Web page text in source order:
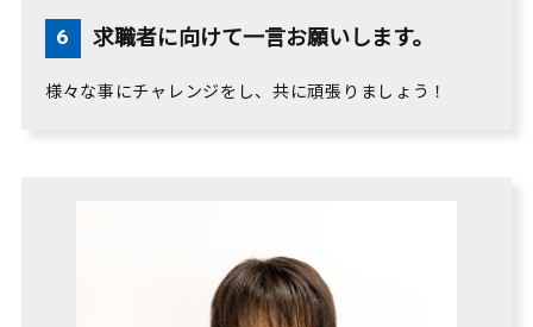
求職者に向けて一言お願いします。
様々な事にチャレンジをし、共に頑張りましょう！